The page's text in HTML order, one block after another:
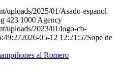
uploads/2025/01/Asado-espanol-
423 1000 Agency
uploads/2023/01/logo-cb-
2026-05-12 12:21:57Sope de
Salsa de
al Romero
12